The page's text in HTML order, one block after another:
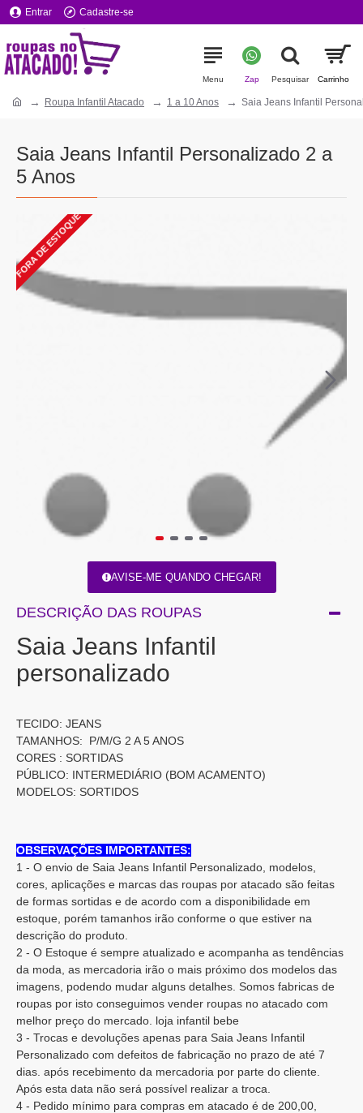
Entrar Cadastre-se
Roupa Infantil Atacado 1 a 10 Anos Saia Jeans Infantil
Saia Jeans Infantil Personalizado 2 a
5 Anos
FORA DE ESTOQUE
AVISE-ME QUANDO CHEGAR!
DESCRIÇÃO DAS ROUPAS
Saia Jeans Infantil
personalizado
TECIDO: JEANS
TAMANHOS: P/M/G 2 A 5 ANOS
CORES : SORTIDAS
PÚBLICO: INTERMEDIÁRIO (BOM ACAMENTO)
MODELOS: SORTIDOS
OBSERVAÇÕES IMPORTANTES:
1 - O envio de Saia Jeans Infantil Personalizado, modelos,
cores, aplicações e marcas das roupas por atacado são feitas
de formas sortidas e de acordo com a disponibilidade em
estoque, porém tamanhos irão conforme o que estiver na
descrição do produto.
2 - O Estoque é sempre atualizado e acompanha as tendências
da moda, as mercadoria irão o mais próximo dos modelos das
imagens, podendo mudar alguns detalhes. Somos fabricas de
roupas por isto conseguimos vender roupas no atacado com
melhor preço do mercado. loja infantil bebe
3 - Trocas e devoluções apenas para Saia Jeans Infantil
Personalizado com defeitos de fabricação no prazo de até 7
dias. após recebimento da mercadoria por parte do cliente.
Após esta data não será possível realizar a troca.
4 - Pedido mínimo para compras em atacado é de 200,00,